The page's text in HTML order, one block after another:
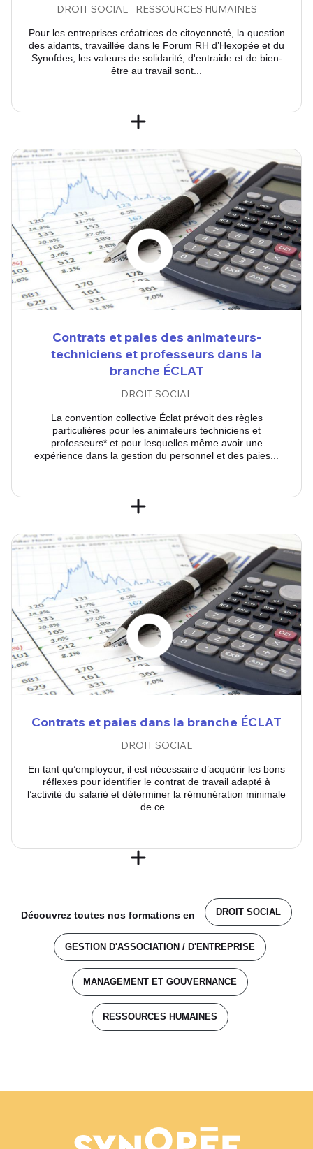
DROIT SOCIAL - RESSOURCES HUMAINES
Pour les entreprises créatrices de citoyenneté, la question
des aidants, travaillée dans le Forum RH d’Hexopée et du
Synofdes, les valeurs de solidarité, d'entraide et de bien-
être au travail sont...
Contrats et paies des animateurs-
techniciens et professeurs dans la
branche ÉCLAT
DROIT SOCIAL
La convention collective Éclat prévoit des règles
particulières pour les animateurs techniciens et
professeurs* et pour lesquelles même avoir une
expérience dans la gestion du personnel et des paies...
Contrats et paies dans la branche ÉCLAT
DROIT SOCIAL
En tant qu’employeur, il est nécessaire d’acquérir les bons
réflexes pour identifier le contrat de travail adapté à
l’activité du salarié et déterminer la rémunération minimale
de ce...
Découvrez toutes nos formations en DROIT SOCIAL
GESTION D'ASSOCIATION / D'ENTREPRISE
MANAGEMENT ET GOUVERNANCE
RESSOURCES HUMAINES